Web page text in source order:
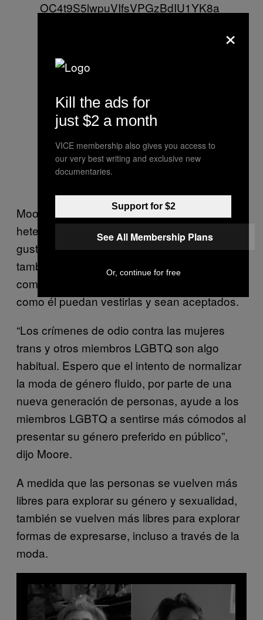
OC4t9S5lwpuVIfsVPGzBdIU1YK8a
374&share_link_id=0E7C1B84-
6DD1-4881-AAFF-
BBE25D00854B&source=h5_t&tim
estamp=1630855199&tt_from=copy
&u_code=djch21j0gc7bk7&user_id
=6980992282582483970&utm_ca
mpaign=client_share&utm_medium
Moore se identifica como un hombre
heterosexual cisgénero y dijo que si bien le
gusta usar faldas por estilo y comodidad,
también las usa en solidaridad con la
comunidad que hizo posible que hombres
como él puedan vestirlas y sean aceptados.
“Los crímenes de odio contra las mujeres
trans y otros miembros LGBTQ son algo
habitual. Espero que el intento de normalizar
la moda de género fluido, por parte de una
nueva generación de personas, ayude a los
miembros LGBTQ a sentirse más cómodos al
presentar su género preferido en público”,
dijo Moore.
A medida que las personas se vuelven más
libres para explorar su género y sexualidad,
también se vuelven más libres para explorar
formas de expresarse, incluso a través de la
moda.
×
Kill the ads for
just $2 a month
VICE membership also gives you access to
our very best writing and exclusive new
documentaries.
Support for $2
See All Membership Plans
Or, continue for free